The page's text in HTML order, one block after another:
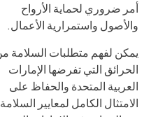
أمر ضروري لحماية الأرواح
والأصول واستمرارية الأعمال.
يمكن لفهم متطلبات السلامة من
الحرائق التي تفرضها الإمارات
العربية المتحدة والحفاظ على
الامتثال الكامل لمعايير السلامة